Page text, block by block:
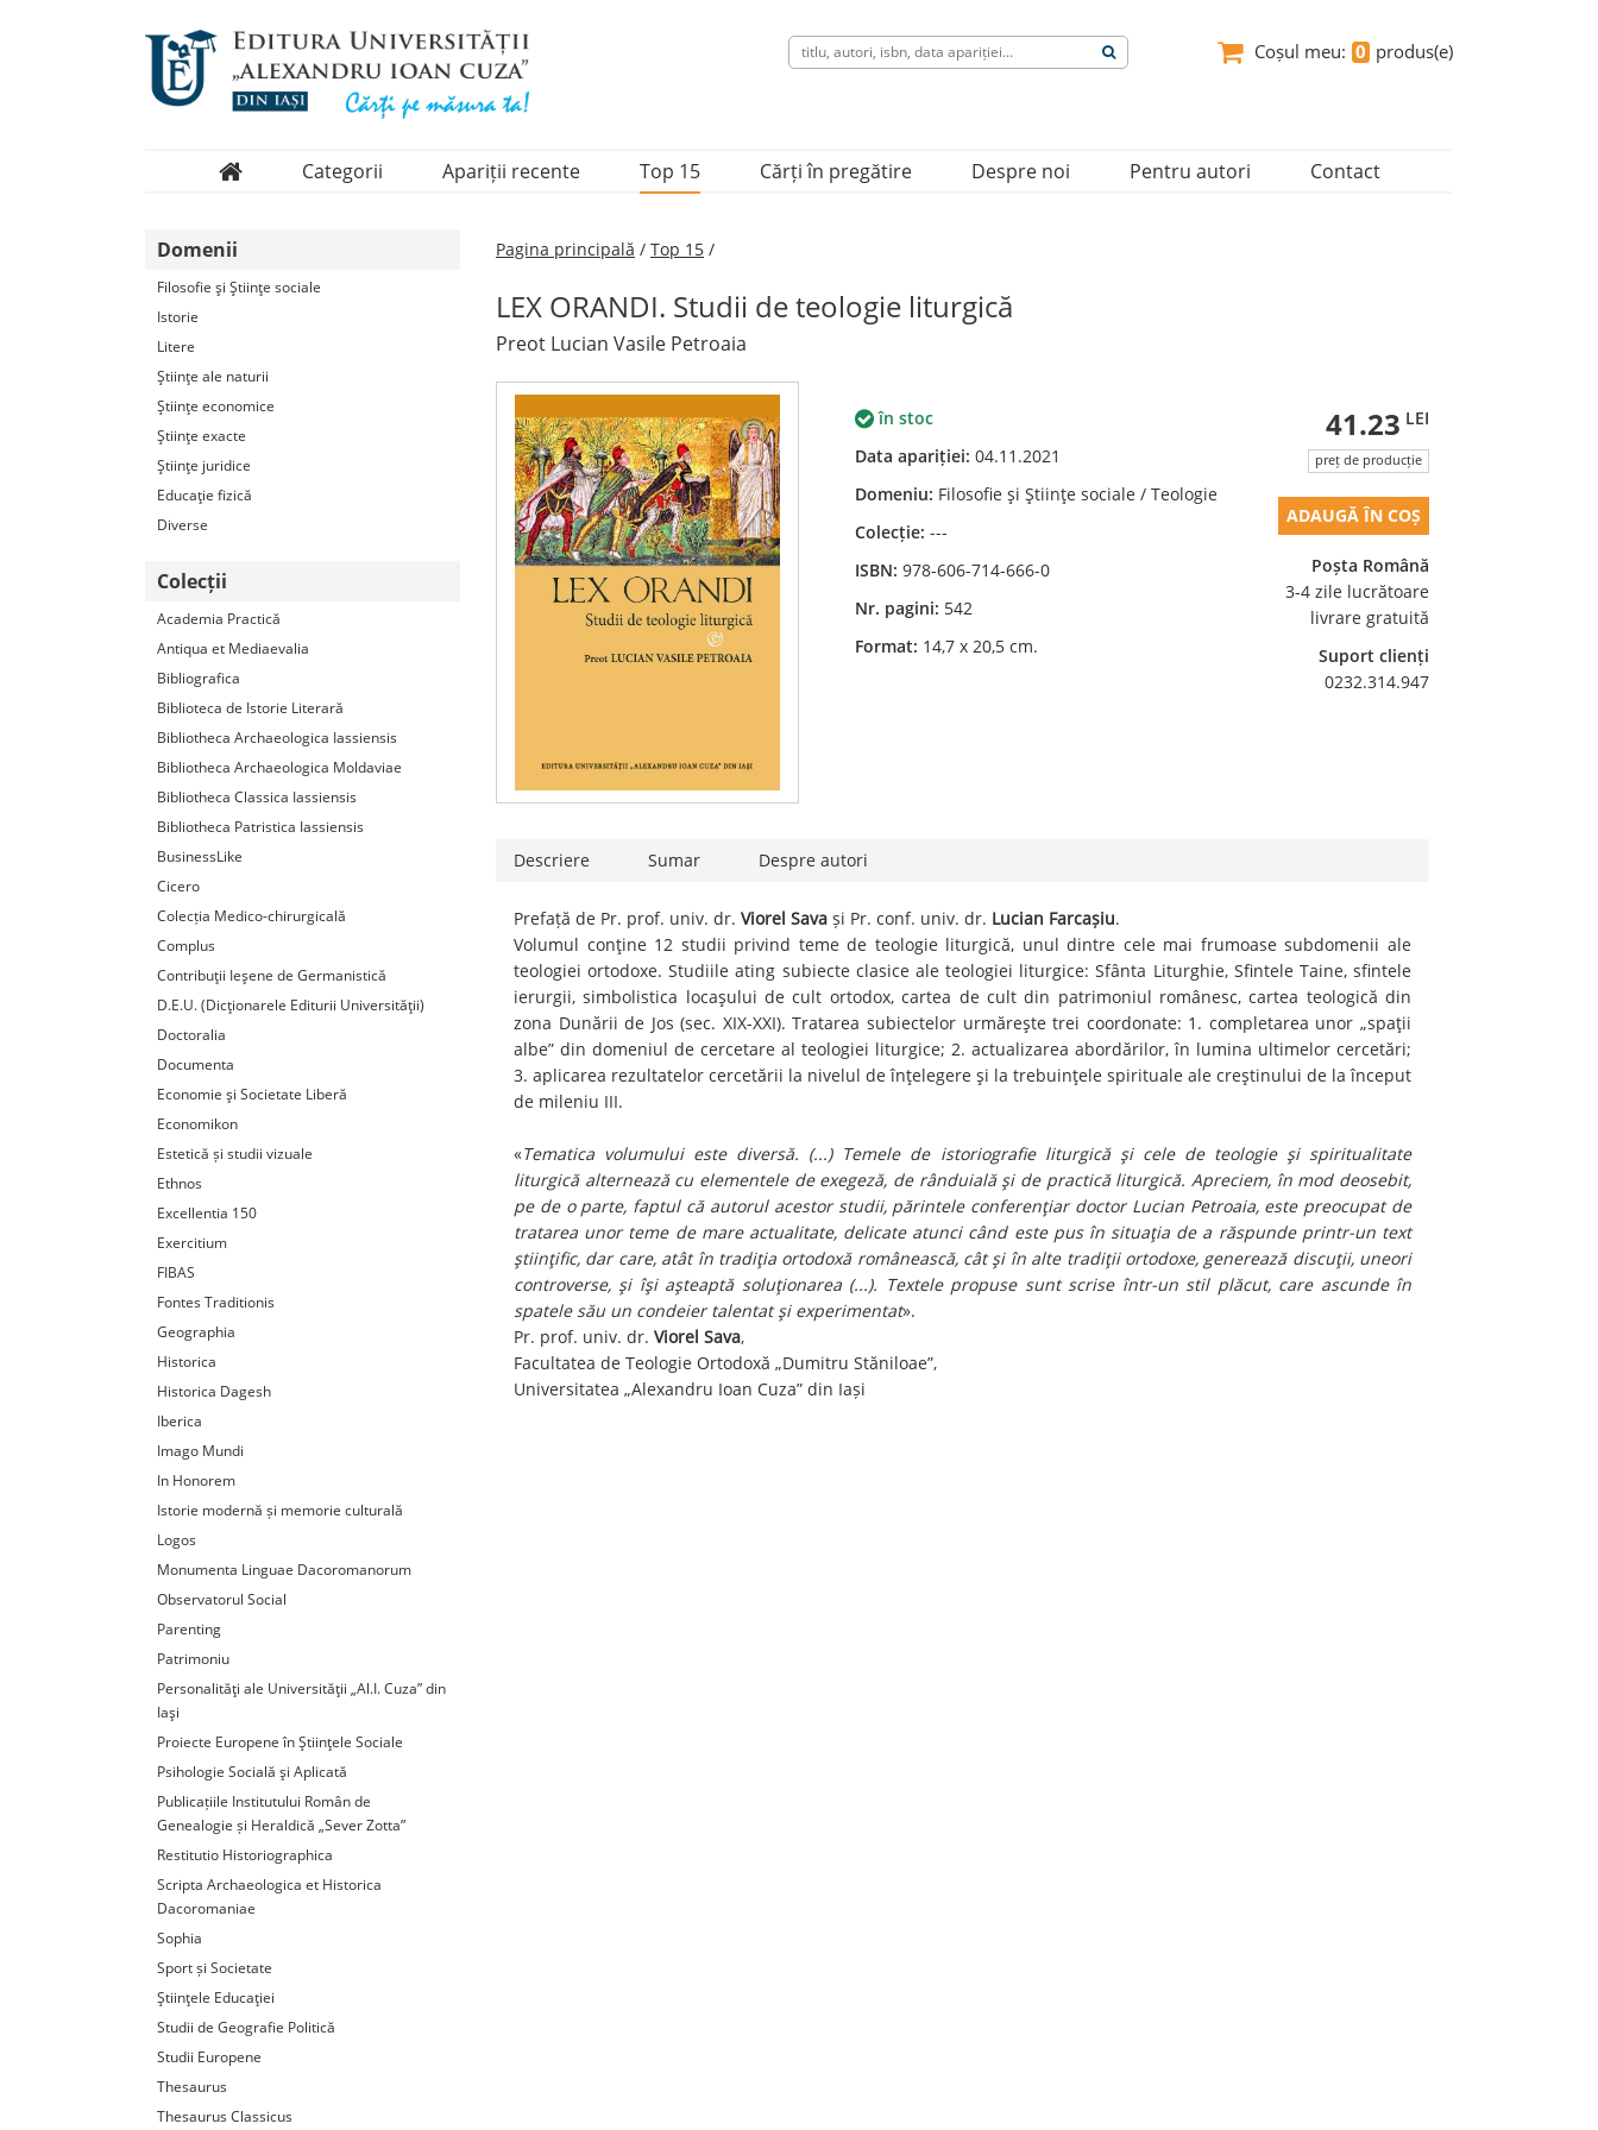
Coșul meu: 0 produs(e)
Categorii
Periodice
Apariții recente Top 15 Cărți în pregătire Despre noi Pentru autori Contact
Domenii
Filosofie şi Ştiinţe sociale
Istorie
Litere
Ştiinţe ale naturii
Ştiinţe economice
Ştiinţe exacte
Ştiinţe juridice
Educaţie fizică
Diverse
Colecții
Academia Practică
Antiqua et Mediaevalia
Bibliografica
Biblioteca de Istorie Literară
Bibliotheca Archaeologica Iassiensis
Bibliotheca Archaeologica Moldaviae
Bibliotheca Classica Iassiensis
Bibliotheca Patristica Iassiensis
BusinessLike
Cicero
Colecția Medico-chirurgicală
Complus
Contribuţii Ieşene de Germanistică
D.E.U. (Dicţionarele Editurii Universităţii)
Doctoralia
Documenta
Economie şi Societate Liberă
Economikon
Estetică și studii vizuale
Ethnos
Excellentia 150
Exercitium
FIBAS
Fontes Traditionis
Geographia
Historica
Historica Dagesh
Iberica
Imago Mundi
In Honorem
Istorie modernă și memorie culturală
Logos
Monumenta Linguae Dacoromanorum
Observatorul Social
Parenting
Patrimoniu
Personalităţi ale Universităţii „Al.I. Cuza” din
Iaşi
Proiecte Europene în Ştiinţele Sociale
Psihologie Socială şi Aplicată
Publicațiile Institutului Român de
Genealogie și Heraldică „Sever Zotta”
Restitutio Historiographica
Scripta Archaeologica et Historica
Dacoromaniae
Sophia
Sport și Societate
Ştiinţele Educaţiei
Studii de Geografie Politică
Studii Europene
Thesaurus
Thesaurus Classicus
Pagina principală / Top 15 /
LEX ORANDI. Studii de teologie liturgică
Preot Lucian Vasile Petroaia
în stoc
Data apariției:04.11.2021
Domeniu: Filosofie şi Ştiinţe sociale / Teologie
Colecție:---
ISBN:978-606-714-666-0
Nr. pagini: 542
Format: 14,7 x 20,5 cm.
41.23 LEI
preț de producție
ADAUGĂ ÎN COȘ
Poșta Română
3-4 zile lucrătoare
livrare gratuită
Suport clienți
0232.314.947
Descriere Sumar Despre autori
Prefață de Pr. prof. univ. dr. Viorel Sava și Pr. conf. univ. dr. Lucian Farcașiu.
Volumul conţine 12 studii privind teme de teologie liturgică, unul dintre cele mai frumoase subdomenii ale
teologiei ortodoxe. Studiile ating subiecte clasice ale teologiei liturgice: Sfânta Liturghie, Sfintele Taine, sfintele
ierurgii, simbolistica locaşului de cult ortodox, cartea de cult din patrimoniul românesc, cartea teologică din
zona Dunării de Jos (sec. XIX-XXI). Tratarea subiectelor urmăreşte trei coordonate: 1. completarea unor „spaţii
albe” din domeniul de cercetare al teologiei liturgice; 2. actualizarea abordărilor, în lumina ultimelor cercetări;
3. aplicarea rezultatelor cercetării la nivelul de înţelegere şi la trebuinţele spirituale ale creştinului de la început
de mileniu III.
«Tematica volumului este diversă. (...) Temele de istoriografie liturgică şi cele de teologie şi spiritualitate
liturgică alternează cu elementele de exegeză, de rânduială şi de practică liturgică. Apreciem, în mod deosebit,
pe de o parte, faptul că autorul acestor studii, părintele conferenţiar doctor Lucian Petroaia, este preocupat de
tratarea unor teme de mare actualitate, delicate atunci când este pus în situaţia de a răspunde printr-un text
ştiinţific, dar care, atât în tradiţia ortodoxă românească, cât şi în alte tradiţii ortodoxe, generează discuţii, uneori
controverse, şi îşi aşteaptă soluţionarea (...). Textele propuse sunt scrise într-un stil plăcut, care ascunde în
spatele său un condeier talentat şi experimentat».
Pr. prof. univ. dr. Viorel Sava,
Facultatea de Teologie Ortodoxă „Dumitru Stăniloae”,
Universitatea „Alexandru Ioan Cuza” din Iași